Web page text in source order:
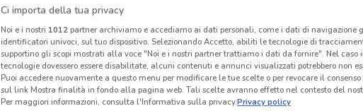
Ci importa della tua privacy
Noi e i nostri 1012partner archiviamo e accediamo ai dati personali, come i dati di navigazione
identificatori univoci, sul tuo dispositivo. Selezionando Accetto, abiliti le tecnologie di
supportino gli scopi mostrati alla voce "Noi e i nostri partner trattiamo i dati da fornire". Nel caso
tecnologie dovessero essere disabilitate, alcuni contenuti e annunci visualizzati potrebbero non
Puoi accedere nuovamente a questo menu per modificare le tue scelte o per revocare il
sul link Mostra finalità in fondo alla pagina web. Tali scelte avranno effetto nel contesto del
Per maggiori informazioni, consulta l'Informativa sulla privacy.Privacy policy